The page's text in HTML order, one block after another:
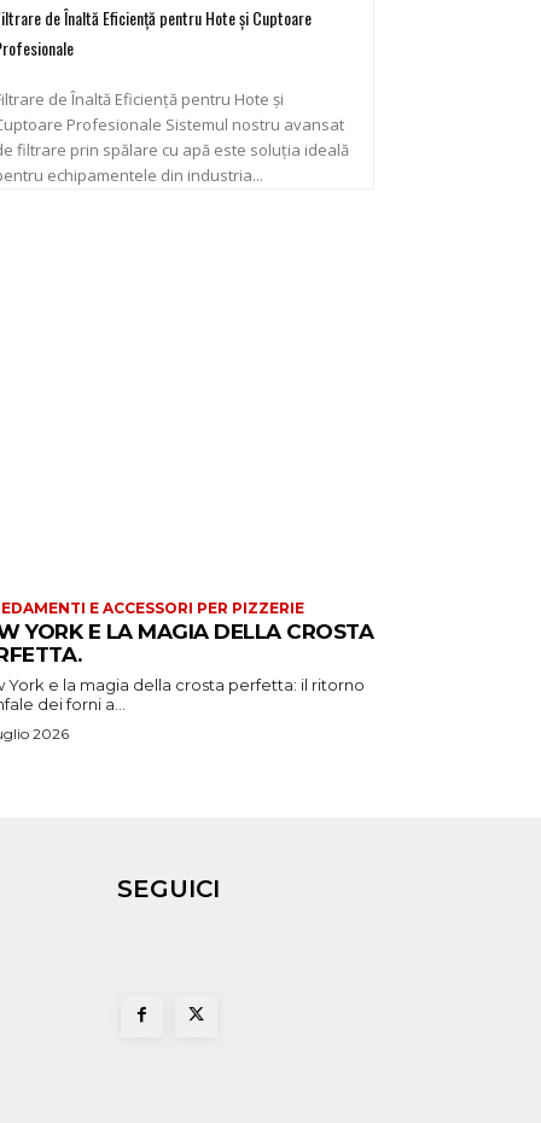
de Înaltă Eficiență pentru Hote și Cuptoare
de Înaltă Eficiență pentru Hote și
Profesionale Sistemul nostru avansat
filtrare prin spălare cu apă este soluția ideală
echipamentele din industria...
E ACCESSORI PER PIZZERIE
YORK E LA MAGIA DELLA CROSTA
York e la magia della crosta perfetta: il ritorno
dei forni a...
2026
SEGUICI